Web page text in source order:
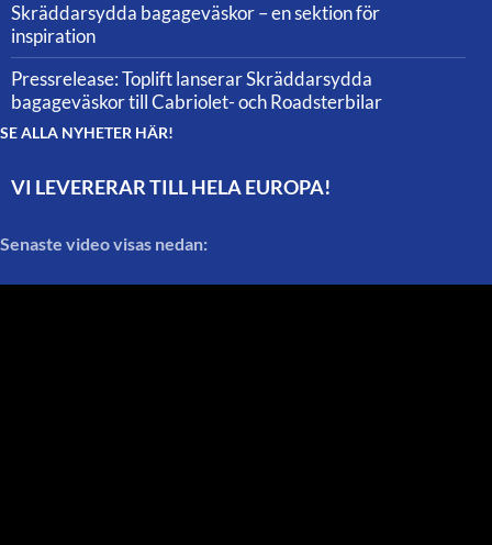
Skräddarsydda bagageväskor – en sektion för
inspiration
Pressrelease: Toplift lanserar Skräddarsydda
bagageväskor till Cabriolet- och Roadsterbilar
SE ALLA NYHETER HÄR!
VI LEVERERAR TILL HELA EUROPA!
Senaste video visas nedan: